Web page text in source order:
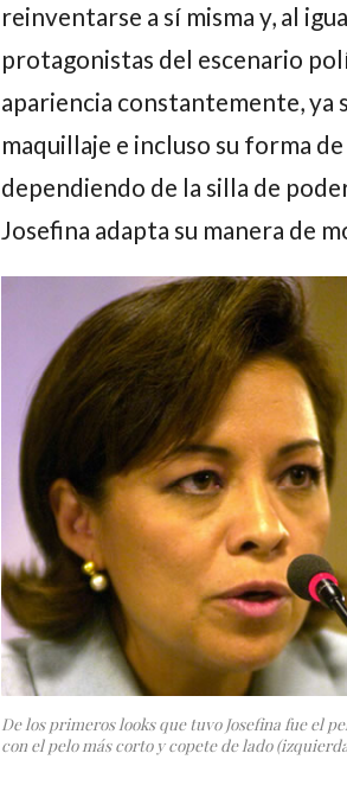
reinventarse a sí misma y, al
protagonistas del escenario
apariencia constantemente, ya
maquillaje e incluso su forma
dependiendo de la silla de
Josefina adapta su manera de
De los primeros looks que tuvo Josefina fue el
con el pelo más corto y copete de lado